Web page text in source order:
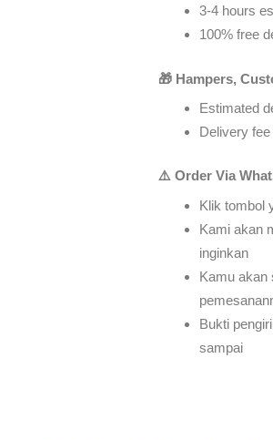
3-4 hours
100% free
🎁 Hampers,
Estimated
Delivery
⚠️ Order Via
Klik tombol
Kami akan
inginkan
Kamu akan
Bukti
sampai